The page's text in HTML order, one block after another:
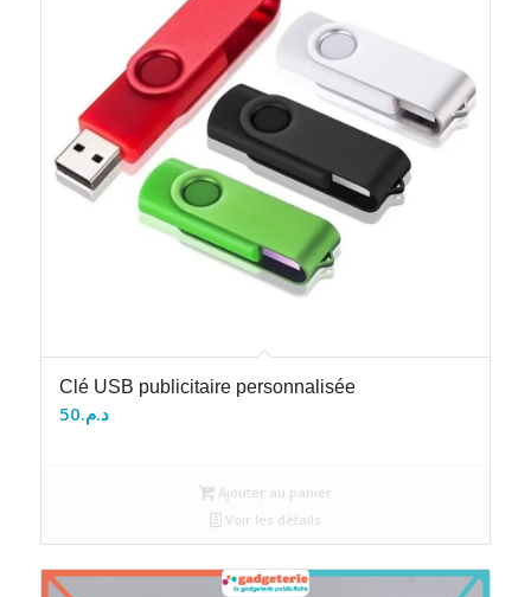
Clé USB publicitaire personnalisée
د.م.50
Ajouter au panier
Voir les détails